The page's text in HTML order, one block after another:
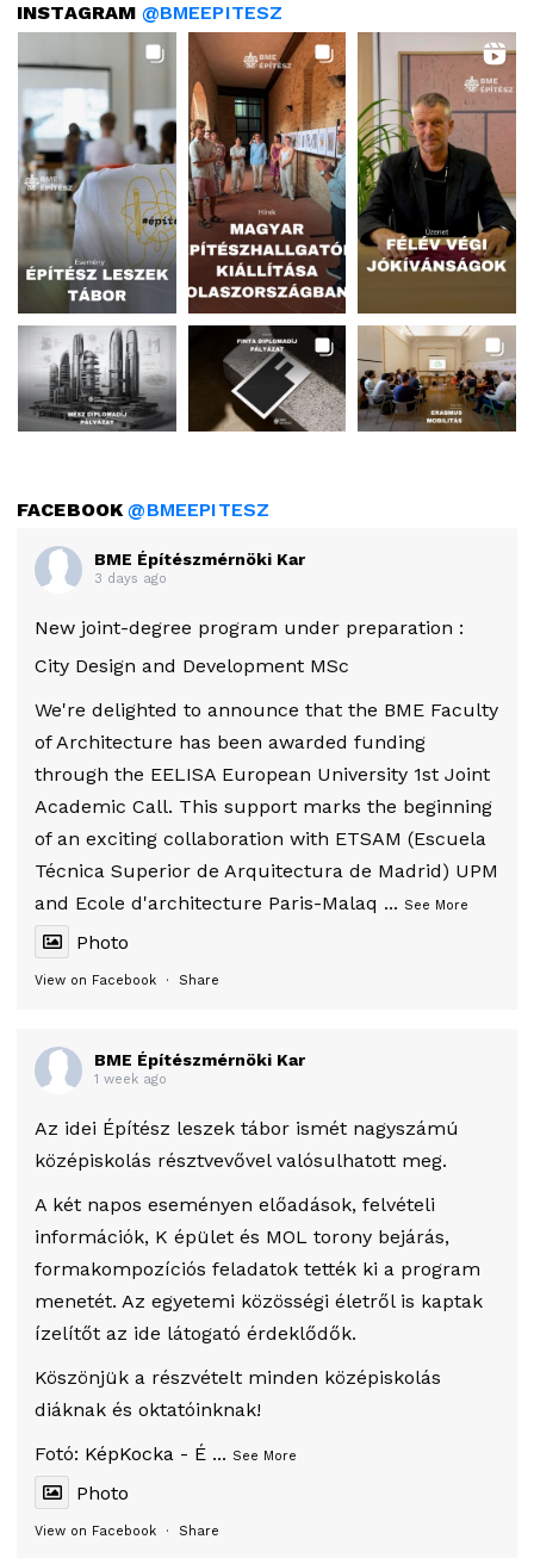
INSTAGRAM @BMEEPITESZ
FACEBOOK@BMEEPITESZ
BME Építészmérnöki Kar
3 days ago
New joint-degree program under preparation :
City Design and Development MSc
We're delighted to announce that the BME Faculty
of Architecture has been awarded funding
through the EELISA European University 1st Joint
Academic Call. This support marks the beginning
of an exciting collaboration with ETSAM (Escuela
Técnica Superior de Arquitectura de Madrid) UPM
and Ecole d'architecture Paris-Malaq ... See More
Photo
View on Facebook · Share
BME Építészmérnöki Kar
1 week ago
Az idei Építész leszek tábor ismét nagyszámú
középiskolás résztvevővel valósulhatott meg.
A két napos eseményen előadások, felvételi
információk, K épület és MOL torony bejárás,
formakompozíciós feladatok tették ki a program
menetét. Az egyetemi közösségi életről is kaptak
ízelítőt az ide látogató érdeklődők.
Köszönjük a részvételt minden középiskolás
diáknak és oktatóinknak!
Fotó: KépKocka - É ... See More
Photo
View on Facebook · Share